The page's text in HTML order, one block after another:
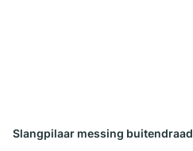
Slangpilaar messing buitendraad